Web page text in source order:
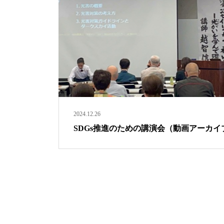
2024.12.26
SDGs推進のための講演会（動画アーカイ